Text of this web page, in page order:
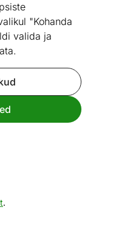
"Kohanda
valida ja
.